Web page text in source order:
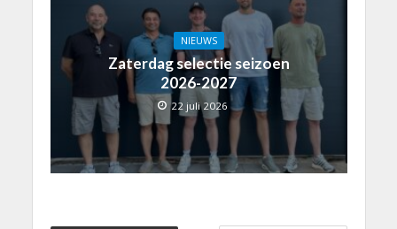
NIEUWS
Zaterdag selectie seizoen
2026-2027
22 juli 2026